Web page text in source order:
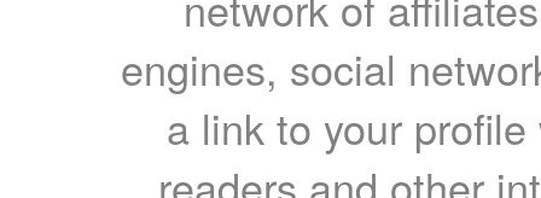
engines, social
a link to your